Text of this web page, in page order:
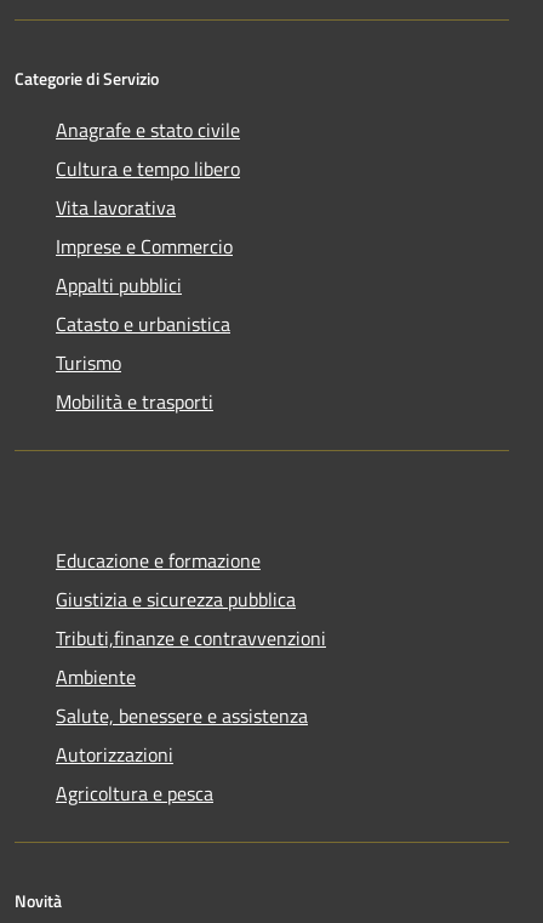
Categorie di Servizio
Anagrafe e stato civile
Cultura e tempo libero
Vita lavorativa
Imprese e Commercio
Appalti pubblici
Catasto e urbanistica
Turismo
Mobilità e trasporti
Educazione e formazione
Giustizia e sicurezza pubblica
Tributi,finanze e contravvenzioni
Ambiente
Salute, benessere e assistenza
Autorizzazioni
Agricoltura e pesca
Novità